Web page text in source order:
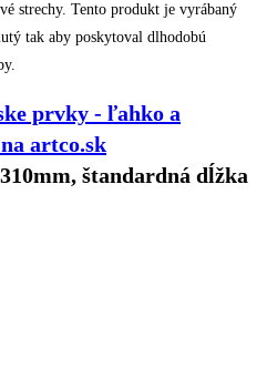
strechy. Tento produkt je vyrábaný
tak aby poskytoval dlhodobú
prvky - ľahko a
artco.sk
štandardná dĺžka